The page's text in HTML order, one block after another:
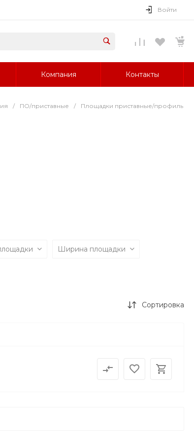
Войти
Компания Контакты
/ ПО/приставные / Площадки приставные/профиль
Ширина площадки
Сортировка